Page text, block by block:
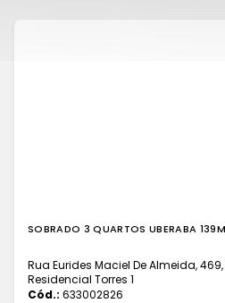
SOBRADO 3 QUARTOS UBERABA
Rua Eurides Maciel De Almeida,
Residencial Torres 1
Cód.: 633002826